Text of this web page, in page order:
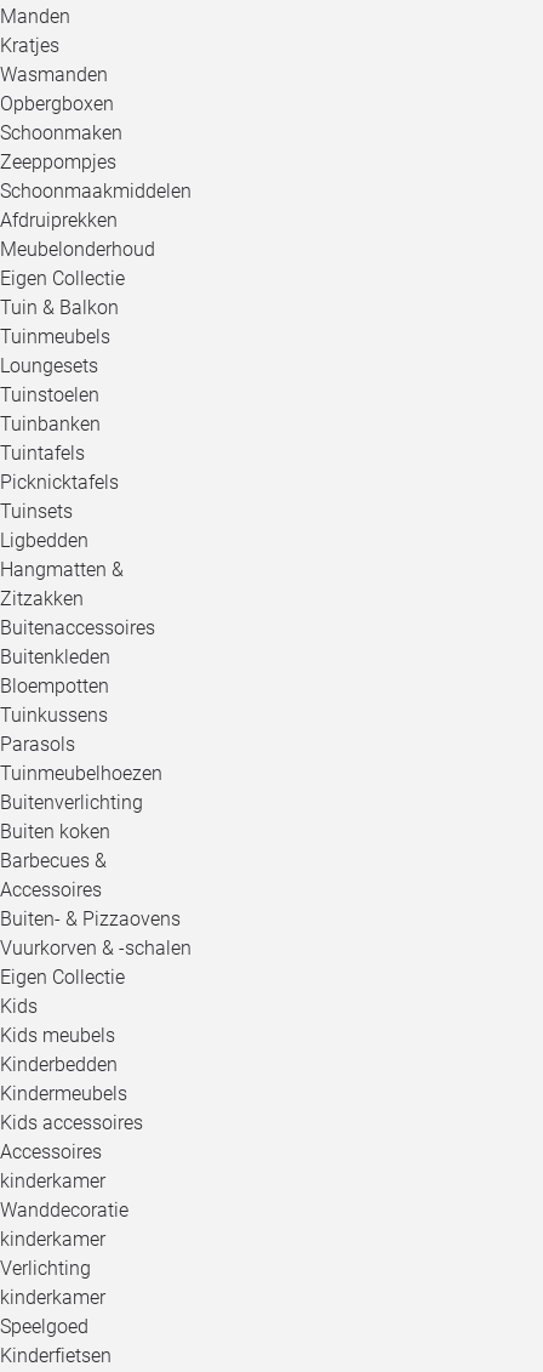
Manden
Kratjes
Wasmanden
Opbergboxen
Schoonmaken
Zeeppompjes
Schoonmaakmiddelen
Afdruiprekken
Meubelonderhoud
Eigen Collectie
Tuin & Balkon
Tuinmeubels
Loungesets
Tuinstoelen
Tuinbanken
Tuintafels
Picknicktafels
Tuinsets
Ligbedden
Hangmatten &
Zitzakken
Buitenaccessoires
Buitenkleden
Bloempotten
Tuinkussens
Parasols
Tuinmeubelhoezen
Buitenverlichting
Buiten koken
Barbecues &
Accessoires
Buiten- & Pizzaovens
Vuurkorven & -schalen
Eigen Collectie
Kids
Kids meubels
Kinderbedden
Kindermeubels
Kids accessoires
Accessoires
kinderkamer
Wanddecoratie
kinderkamer
Verlichting
kinderkamer
Speelgoed
Kinderfietsen